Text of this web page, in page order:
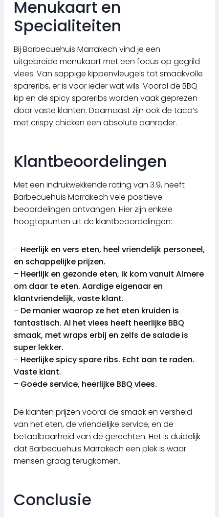
Menukaart en
Specialiteiten
Bij Barbecuehuis Marrakech vind je een
uitgebreide menukaart met een focus op gegrild
vlees. Van sappige kippenvleugels tot smaakvolle
spareribs, er is voor ieder wat wils. Vooral de BBQ
kip en de spicy spareribs worden vaak geprezen
door vaste klanten. Daarnaast zijn ook de taco’s
met crispy chicken een absolute aanrader.
Klantbeoordelingen
Met een indrukwekkende rating van 3.9, heeft
Barbecuehuis Marrakech vele positieve
beoordelingen ontvangen. Hier zijn enkele
hoogtepunten uit de klantbeoordelingen:
– Heerlijk en vers eten, heel vriendelijk personeel,
en schappelijke prijzen.
– Heerlijk en gezonde eten, ik kom vanuit Almere
om daar te eten. Aardige eigenaar en
klantvriendelijk, vaste klant.
– De manier waarop ze het eten kruiden is
fantastisch. Al het vlees heeft heerlijke BBQ
smaak, met wraps erbij en zelfs de salade is
super lekker.
– Heerlijke spicy spare ribs. Echt aan te raden.
Vaste klant.
– Goede service, heerlijke BBQ vlees.
De klanten prijzen vooral de smaak en versheid
van het eten, de vriendelijke service, en de
betaalbaarheid van de gerechten. Het is duidelijk
dat Barbecuehuis Marrakech een plek is waar
mensen graag terugkomen.
Conclusie